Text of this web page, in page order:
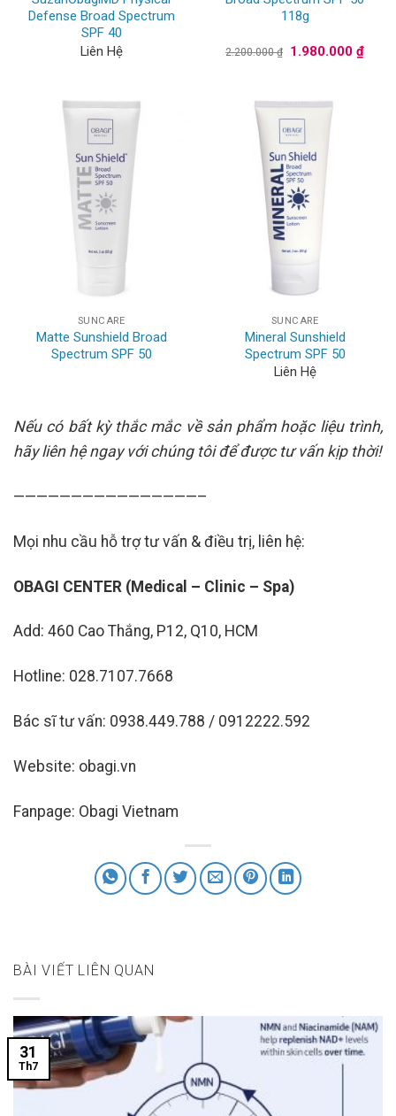
Defense Broad Spectrum
SPF 40
Liên Hệ
118g
2.200.000₫ Giá
1.980.000 ₫Giá
hiện
SUNCARE
Matte Sunshield Broad
Spectrum SPF 50
SUNCARE
Mineral Sunshield
Spectrum SPF 50
Liên Hệ
Nếu có bất kỳ thắc mắc về sản phẩm hoặc liệu trình,
hãy liên hệ ngay với chúng tôi để được tư vấn kịp thời!
————————————————–
Mọi nhu cầu hỗ trợ tư vấn & điều trị, liên hệ:
OBAGI CENTER (Medical – Clinic – Spa)
Add: 460 Cao Thắng, P12, Q10, HCM
Hotline: 028.7107.7668
Bác sĩ tư vấn: 0938.449.788 / 0912222.592
Website: obagi.vn
Fanpage: Obagi Vietnam
BÀI VIẾT LIÊN QUAN
31
Th7